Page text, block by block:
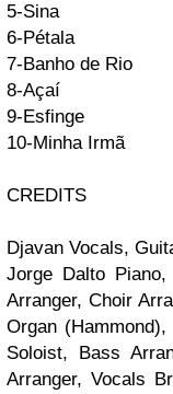
5-Sina
6-Pétala
7-Banho de Rio
8-Açaí
9-Esfinge
10-Minha Irmã
CREDITS
Djavan Vocals,
Jorge DaltoPiano,
Arranger, Choir
Organ
Soloist, Bass
Arranger, Vocals